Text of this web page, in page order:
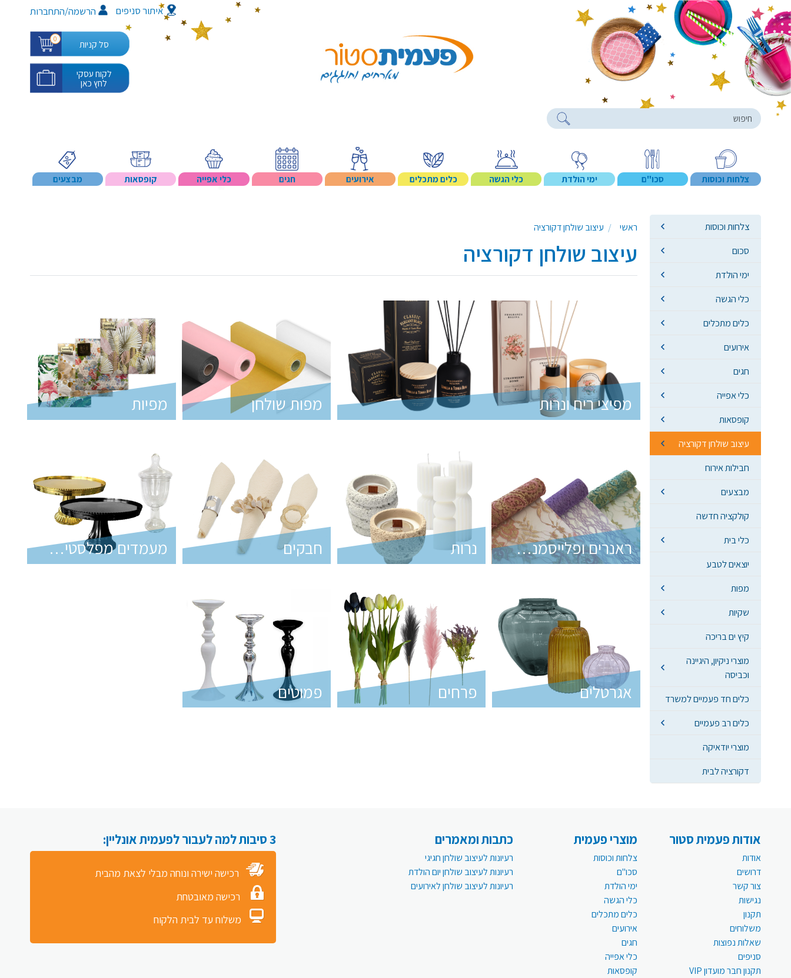
איתור סניפים הרשמה/התחברות
סל קניות 0
לקוח עסקי
לחץ כאן
Search products
צלחות וכוסות סכו"ם ימי הולדת כלי הגשה כלים מתכלים אירועים חגים כלי אפייה קופסאות מבצעים
צלחות וכוסות
סכום
ימי הולדת
כלי הגשה
כלים מתכלים
אירועים
חגים
כלי אפייה
קופסאות
עיצוב שולחן דקורציה
חבילות אירוח
מבצעים
קולקציה חדשה
כלי בית
יוצאים לטבע
מפות
שקיות
קיץ ים בריכה
מוצרי ניקיון, היגיינה
וכביסה
כלים חד פעמיים למשרד
כלים רב פעמיים
מוצרי יודאיקה
דקורציה לבית
ראשי עיצוב שולחן דקורציה
עיצוב שולחן דקורציה
מפיצי ריח ונרות מפות שולחן מפיות
ראנרים ופלייסמנטים נרות חבקים מעמדים מפלסטיק ועץ
אגרטלים פרחים פמוטים
אודות פעמית סטור
אודות
דרושים
צור קשר
נגישות
תקנון
משלוחים
שאלות נפוצות
סניפים
תקנון חבר מועדון VIP
מוצרי פעמית
צלחות וכוסות
סכו"ם
ימי הולדת
כלי הגשה
כלים מתכלים
אירועים
חגים
כלי אפייה
קופסאות
כתבות ומאמרים
רעיונות לעיצוב שולחן חגיגי
רעיונות לעיצוב שולחן יום הולדת
רעיונות לעיצוב שולחן לאירועים
3 סיבות למה לעבור לפעמית אונליין:
רכישה ישירה ונוחה מבלי לצאת מהבית
רכישה מאובטחת
משלוח עד לבית הלקוח